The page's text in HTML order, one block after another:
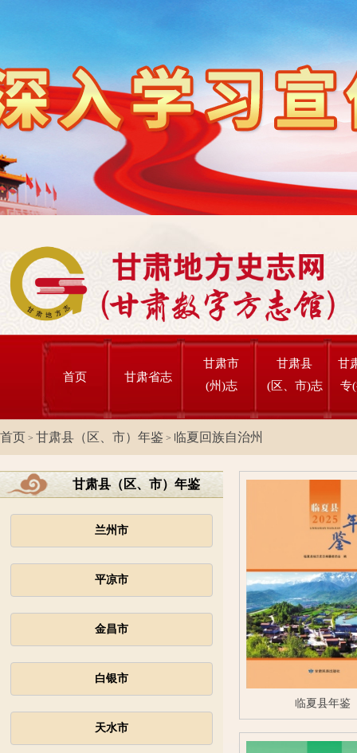
首页 甘肃省志
甘肃市
(州)志
甘肃县
(区、市)志
甘
专
首页 > 甘肃县（区、市）年鉴 > 临夏回族自治州
甘肃县（区、市）年鉴
兰州市
平凉市
金昌市
白银市
天水市
临夏县年鉴